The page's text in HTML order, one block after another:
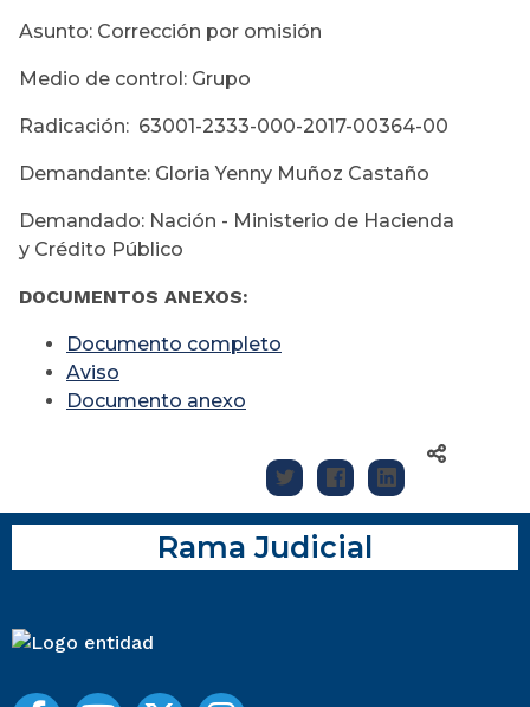
Asunto: Corrección por omisión
Medio de control: Grupo
Radicación: 63001-2333-000-2017-00364-00
Demandante: Gloria Yenny Muñoz Castaño
Demandado: Nación - Ministerio de Hacienda
y Crédito Público
DOCUMENTOS ANEXOS:
Documento completo
Aviso
Documento anexo
Rama Judicial